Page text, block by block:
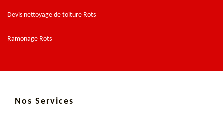
Devis nettoyage de toiture Rots
Ramonage Rots
Nos Services